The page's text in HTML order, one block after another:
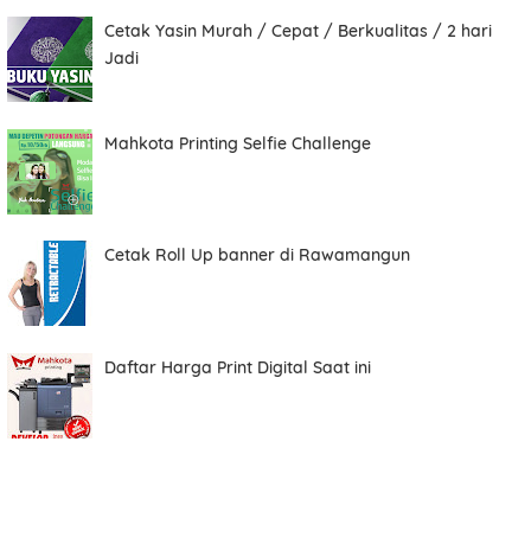
Cetak Yasin Murah / Cepat / Berkualitas / 2 hari
Jadi
Mahkota Printing Selfie Challenge
Cetak Roll Up banner di Rawamangun
Daftar Harga Print Digital Saat ini
Comment
ORDER NOW